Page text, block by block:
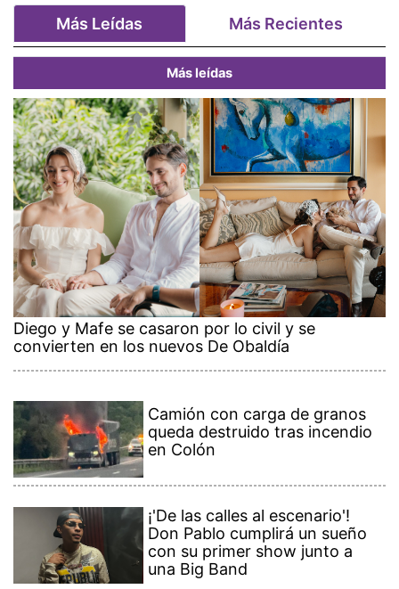
Más Leídas Más Recientes
Más leídas
Diego y Mafe se casaron por lo civil y se
convierten en los nuevos De Obaldía
Camión con carga de granos
queda destruido tras incendio
en Colón
¡'De las calles al escenario'!
Don Pablo cumplirá un sueño
con su primer show junto a
una Big Band